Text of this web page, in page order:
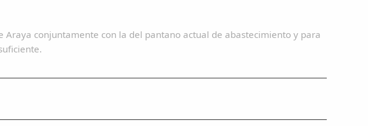
conjuntamente con la del pantano actual de abastecimiento y para